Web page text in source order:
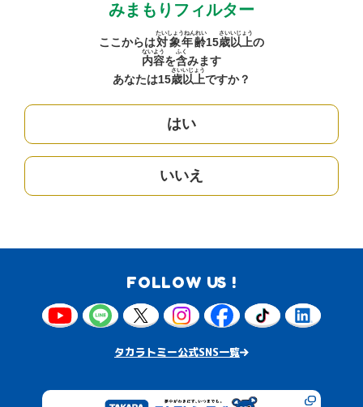
みまもりフィルター
ここからは対象年齢
たいしょうねんれい
15歳
さい
以上
いじょう
の
内容
ないよう
を含
ふく
みます
あなたは15歳
さい
以上
いじょう
ですか？
はい
いいえ
FOLLOW US !
タカラトミー公式SNS一覧